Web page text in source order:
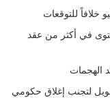
لشاشتك
يحمل واجهة
في أكثر من عقد
الهجمات
لتجنب إغلاق حكومي